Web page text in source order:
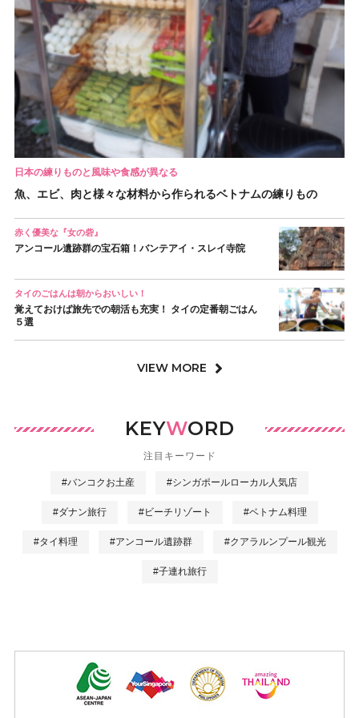
日本の練りものと風味や食感が異なる
魚、エビ、肉と様々な材料から作られるベトナムの練りもの
赤く優美な『女の砦』
アンコール遺跡群の宝石箱！バンテアイ・スレイ寺院
タイのごはんは朝からおいしい！
覚えておけば旅先での朝活も充実！ タイの定番朝ごはん
５選
VIEW MORE
KEYWORD
注目キーワード
#バンコクお土産 #シンガポールローカル人気店
#ダナン旅行 #ビーチリゾート #ベトナム料理
#タイ料理 #アンコール遺跡群 #クアラルンプール観光
#子連れ旅行